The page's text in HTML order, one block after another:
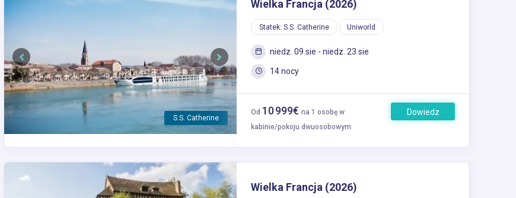
Vernon / Francja
Previous Next
Wielka Francja (2026)
Statek: S.S. Catherine Uniworld
niedz. 09 sie - niedz. 23 sie
14 nocy
Od 10 999€ na 1 osobę w
kabinie/pokoju dwuosobowym
Dowiedz
się więcej
Wielka Francja (2026)